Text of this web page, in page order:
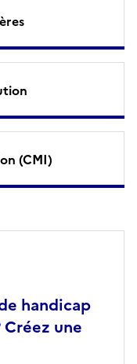
(CMI)
handicap
une